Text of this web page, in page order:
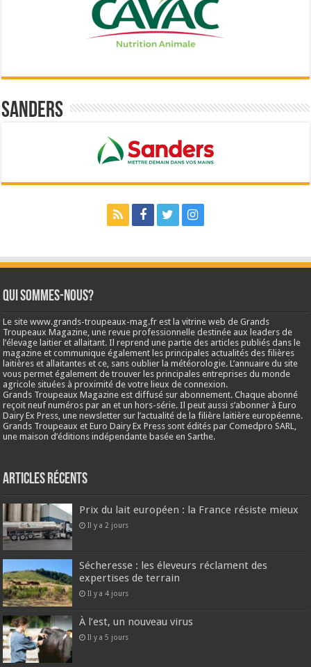
Sanders
Qui sommes-nous?
Le site www.grands-troupeaux-mag.fr est la vitrine web de Grands
Troupeaux Magazine, une revue professionnelle destinée aux leaders de
l’élevage laitier et allaitant. Il reprend une partie des articles publiés dans le
magazine et communique également les principales actualités des filières
laitières et allaitantes et ce, sans oublier la météorologie. L’annuaire du site
vous permet également de trouver les principales entreprises du monde
agricole situées à proximité de votre lieux de connexion.
Grands Troupeaux Magazine est diffusé sur abonnement. Chaque abonné
reçoit neuf numéros par an et un hors-série. Il peut aussi s’abonner à Euro
Dairy Ex Press, une newsletter sur l’actualité de la filière laitière européenne.
Grands Troupeaux et Euro Dairy Ex Press sont édités par Comedpro SARL,
une maison d’éditions indépendante basée en Sarthe.
Articles récents
Prix du lait européen : la France résiste mieux
Il y a 2 jours
Sécheresse : les éleveurs réclament des
expertises de terrain
Il y a 4 jours
À l’est, un nouveau virus
Il y a 5 jours